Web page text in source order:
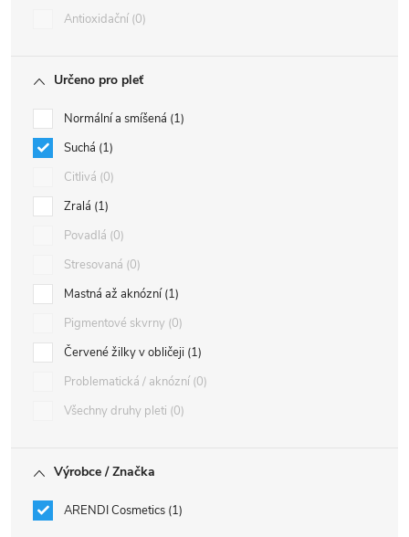
Antioxidační 0
Určeno pro pleť
Normální a smíšená 1
Suchá 1
Citlivá 0
Zralá 1
Povadlá 0
Stresovaná 0
Mastná až aknózní 1
Pigmentové skvrny 0
Červené žilky v obličeji 1
Problematická / aknózní 0
Všechny druhy pleti 0
Výrobce / Značka
ARENDI Cosmetics 1